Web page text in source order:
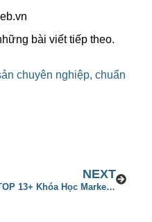
bài viết tiếp theo.
chuyên nghiệp, chuẩn
NEXT
TOP 13+ Khóa Học Marketing Online miễn phí “SIÊU XỊN XÒ” 2023